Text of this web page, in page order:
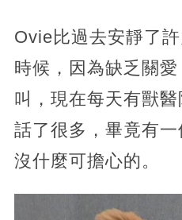
Ovie比過去安靜了
時候，因為缺乏關
叫，現在每天有獸
話了很多，畢竟有一
沒什麼可擔心的。